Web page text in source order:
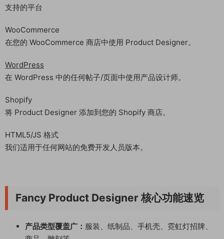
支持的平台
WooCommerce
在您的 WooCommerce 商店中使用 Product Designer。
WordPress
在 WordPress 中的任何帖子/页面中使用产品设计师。
Shopify
将 Product Designer 添加到您的 Shopify 商店。
HTML5/JS 格式
我们适用于任何网站的免费开发人员版本。
Fancy Product Designer 核心功能速览
产品类型覆盖广： 服装、纸制品、手机壳、霓虹灯招牌、